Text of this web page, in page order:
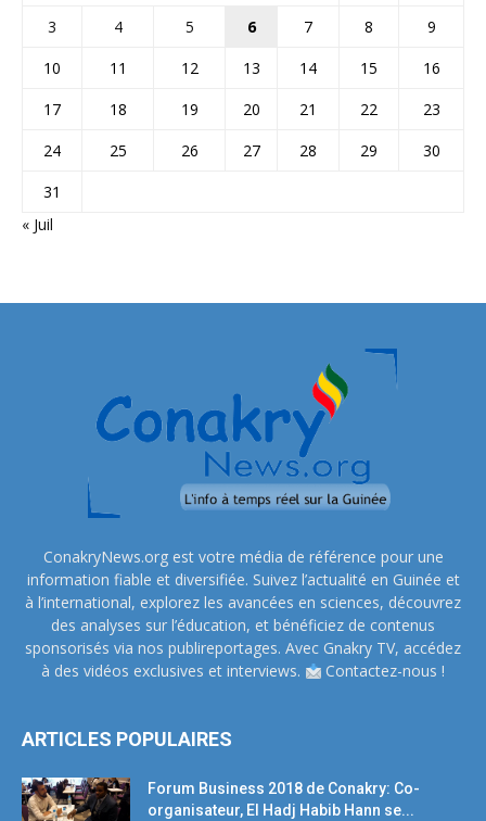
3
4 5 6 7 8
9
10
11 12 13 14 15
16
17
18 19 20 21 22
23
24
25 26 27 28 29
30
31
« Juil
ConakryNews.org est votre média de référence pour une
information fiable et diversifiée. Suivez l’actualité en Guinée et
à l’international, explorez les avancées en sciences, découvrez
des analyses sur l’éducation, et bénéficiez de contenus
sponsorisés via nos publireportages. Avec Gnakry TV, accédez
à des vidéos exclusives et interviews.
Contactez-nous !
ARTICLES POPULAIRES
Forum Business 2018 de Conakry: Co-
organisateur, El Hadj Habib Hann se...